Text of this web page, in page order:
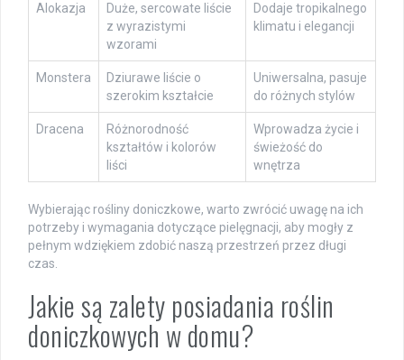
Alokazja
Duże, sercowate liście
z wyrazistymi
wzorami
Dodaje tropikalnego
klimatu i elegancji
Monstera
Dziurawe liście o
szerokim kształcie
Uniwersalna, pasuje
do różnych stylów
Dracena
Różnorodność
kształtów i kolorów
liści
Wprowadza życie i
świeżość do
wnętrza
Wybierając rośliny doniczkowe, warto zwrócić uwagę na ich
potrzeby i wymagania dotyczące pielęgnacji, aby mogły z
pełnym wdziękiem zdobić naszą przestrzeń przez długi
czas.
Jakie są zalety posiadania roślin
doniczkowych w domu?